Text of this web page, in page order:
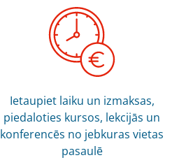
Ietaupiet laiku un izmaksas,
piedaloties kursos, lekcijās un
konferencēs no jebkuras vietas
pasaulē